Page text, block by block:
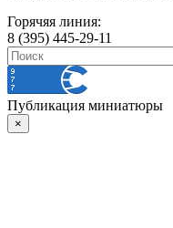
Горячяя линия:
8 (395) 445-29-11
Публикация миниатюры
×